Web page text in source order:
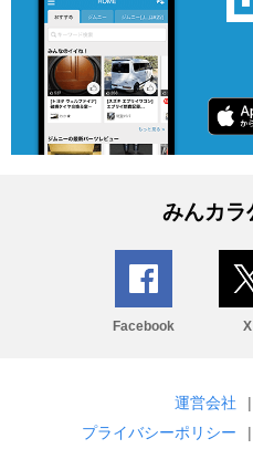
みんカラ
Facebook X
運営会社 |
プライバシーポリシー
|